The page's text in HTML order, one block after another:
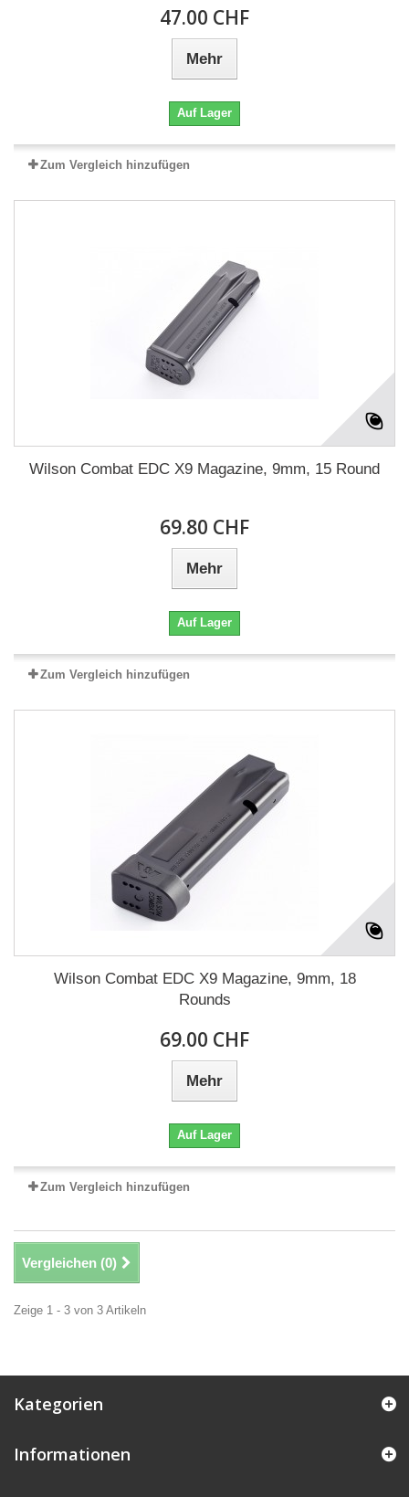
47.00 CHF
Mehr
Auf Lager
Zum Vergleich hinzufügen
Wilson Combat EDC X9 Magazine, 9mm, 15 Round
69.80 CHF
Mehr
Auf Lager
Zum Vergleich hinzufügen
Wilson Combat EDC X9 Magazine, 9mm, 18
Rounds
69.00 CHF
Mehr
Auf Lager
Zum Vergleich hinzufügen
Vergleichen (0)
Zeige 1 - 3 von 3 Artikeln
Kategorien
Informationen